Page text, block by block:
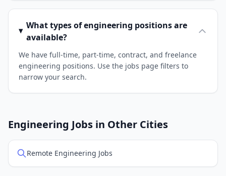
What types of engineering positions are
available?
We have full-time, part-time, contract, and freelance
engineering positions. Use the jobs page filters to
narrow your search.
Engineering Jobs in Other Cities
Remote Engineering Jobs